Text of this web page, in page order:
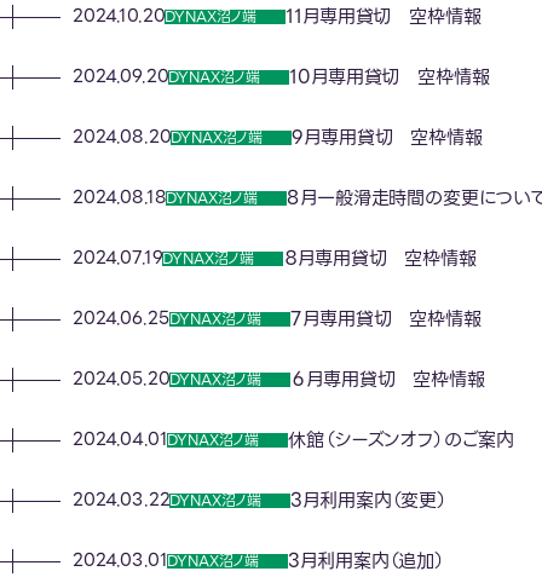
11月専用貸切 空枠情報
2024.10.20DYNAX沼ノ端
10月専用貸切 空枠情報
2024.09.20DYNAX沼ノ端
9月専用貸切 空枠情報
2024.08.20DYNAX沼ノ端
8月一般滑走時間の変更につい
2024.08.18DYNAX沼ノ端
８月専用貸切 空枠情報
2024.07.19DYNAX沼ノ端
7月専用貸切 空枠情報
2024.06.25DYNAX沼ノ端
６月専用貸切 空枠情報
2024.05.20DYNAX沼ノ端
休館（シーズンオフ）のご案内
2024.04.01DYNAX沼ノ端
3月利用案内（変更）
2024.03.22DYNAX沼ノ端
3月利用案内（追加）
2024.03.01DYNAX沼ノ端